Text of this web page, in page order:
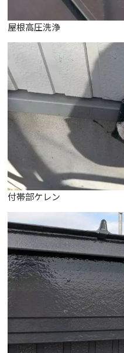
屋根高圧洗浄
付帯部ケレン